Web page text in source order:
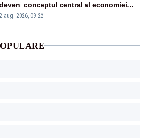
deveni conceptul central al economiei
viitoare?
2 aug. 2026, 09:22